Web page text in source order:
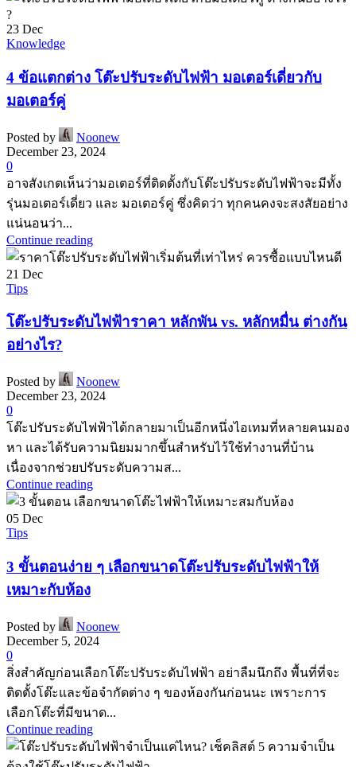
23 Dec
Knowledge
4 ข้อแตกต่าง โต๊ะปรับระดับไฟฟ้า มอเตอร์เดี่ยวกับ
มอเตอร์คู่
Posted by
Noonew
December 23, 2024
0
อาจสังเกตเห็นว่ามอเตอร์ที่ติดตั้งกับโต๊ะปรับระดับไฟฟ้าจะมีทั้ง
รุ่นมอเตอร์เดี่ยว และ มอเตอร์คู่ ซึ่งคิดว่า ทุกคนคงจะสงสัยอย่าง
แน่นอนว่า...
Continue reading
21 Dec
Tips
โต๊ะปรับระดับไฟฟ้าราคา หลักพัน vs. หลักหมื่น ต่างกัน
อย่างไร?
Posted by
Noonew
December 23, 2024
0
โต๊ะปรับระดับไฟฟ้าได้กลายมาเป็นอีกหนึ่งไอเทมที่หลายคนมอง
หา และได้รับความนิยมมากขึ้นสำหรับไว้ใช้ทำงานที่บ้าน
เนื่องจากช่วยปรับระดับความส...
Continue reading
05 Dec
Tips
3 ขั้นตอนง่าย ๆ เลือกขนาดโต๊ะปรับระดับไฟฟ้าให้
เหมาะกับห้อง
Posted by
Noonew
December 5, 2024
0
สิ่งสำคัญก่อนเลือกโต๊ะปรับระดับไฟฟ้า อย่าลืมนึกถึง พื้นที่ที่จะ
ติดตั้งโต๊ะและข้อจำกัดต่าง ๆ ของห้องกันก่อนนะ เพราะการ
เลือกโต๊ะที่มีขนาด...
Continue reading